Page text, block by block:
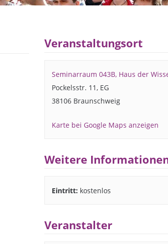
Veranstaltungsort
Seminarraum 043B, Haus der
Pockelsstr. 11, EG
38106 Braunschweig
Karte bei Google Maps anzeigen
Weitere
Eintritt: kostenlos
Veranstalter